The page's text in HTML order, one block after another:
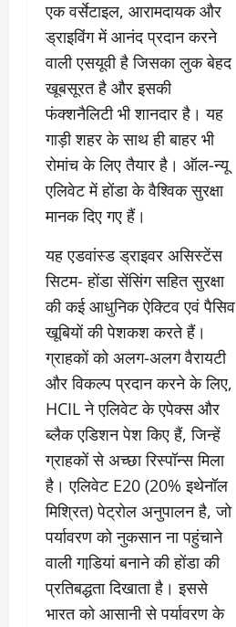
एक वर्सेटाइल, आरामदायक और
ड्राइविंग में आनंद प्रदान करने
वाली एसयूवी है जिसका लुक बेहद
खूबसूरत है और इसकी
फंक्‍शनैलिटी भी शानदार है। यह
गाड़ी शहर के साथ ही बाहर भी
रोमांच के लिए तैयार है। ऑल-न्यू
एलिवेट में होंडा के वैश्विक सुरक्षा
मानक दिए गए हैं।
यह एडवांस्‍ड ड्राइवर असिस्‍टेंस
सिटम- होंडा सेंसिंग सहित सुरक्षा
की कई आधुनिक ऐक्टिव एवं पैसिव
खूबियों की पेशकश करते हैं।
ग्राहकों को अलग-अलग वैरायटी
और विकल्प प्रदान करने के लिए,
HCIL ने एलिवेट के एपेक्स और
ब्लैक एडिशन पेश किए हैं, जिन्हें
ग्राहकों से अच्‍छा रिस्‍पॉन्‍स मिला
है। एलिवेट E20 (20% इथेनॉल
मिश्रित) पेट्रोल अनुपालन है, जो
पर्यावरण को नुकसान ना पहुंचाने
वाली गाडि़यां बनाने की होंडा की
प्रतिबद्धता दिखाता है। इससे
भारत को आसानी से पर्यावरण के